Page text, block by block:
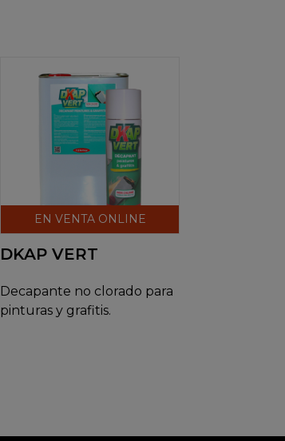
EN VENTA ONLINE
DKAP VERT
Decapante no clorado para
pinturas y grafitis.